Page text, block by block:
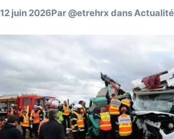
12 juin 2026Par @etrehrx dans